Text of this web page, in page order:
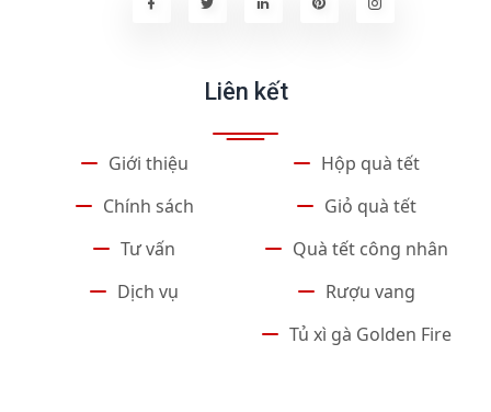
Liên kết
Giới thiệu
Chính sách
Tư vấn
Dịch vụ
Hộp quà tết
Giỏ quà tết
Quà tết công nhân
Rượu vang
Tủ xì gà Golden Fire